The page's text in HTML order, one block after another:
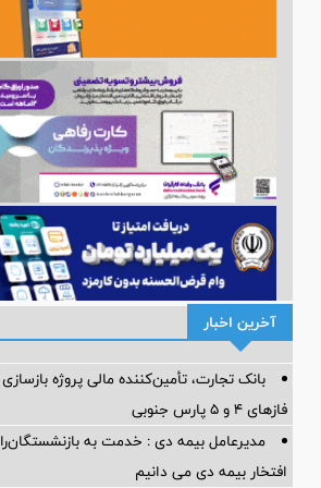
آخرین اخبار
بانک تجارت، تأمین‌کننده مالی پروژه بازسازی
فازهای ۴ و ۵ پارس جنوبی
مدیرعامل بیمه دی : خدمت به بازنشستگان‌را
افتخار بیمه دی می دانیم